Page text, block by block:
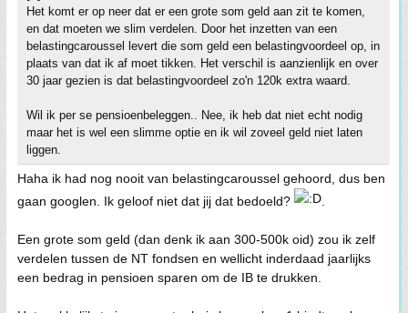
Het komt er op neer dat er een grote som geld aan zit te komen,
en dat moeten we slim verdelen. Door het inzetten van een
belastingcaroussel levert die som geld een belastingvoordeel op, in
plaats van dat ik af moet tikken. Het verschil is aanzienlijk en over
30 jaar gezien is dat belastingvoordeel zo'n 120k extra waard.
Wil ik per se pensioenbeleggen.. Nee, ik heb dat niet echt nodig
maar het is wel een slimme optie en ik wil zoveel geld niet laten
liggen.
Haha ik had nog nooit van belastingcaroussel gehoord, dus ben
gaan googlen. Ik geloof niet dat jij dat bedoeld?
Een grote som geld (dan denk ik aan 300-500k oid) zou ik zelf
verdelen tussen de NT fondsen en wellicht inderdaad jaarlijks
een bedrag in pensioen sparen om de IB te drukken.